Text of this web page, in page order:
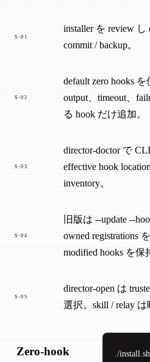
S-01
installer を review し
commit / backup。
S-02
default zero hooks を
output、timeout、
る hook だけ追加。
S-03
director-doctor で CLI
effective hook
inventory。
S-04
旧版は --update --
owned registrations
modified hooks を保
S-05
director-open は
選択。skill / relay は
Zero-hook
./